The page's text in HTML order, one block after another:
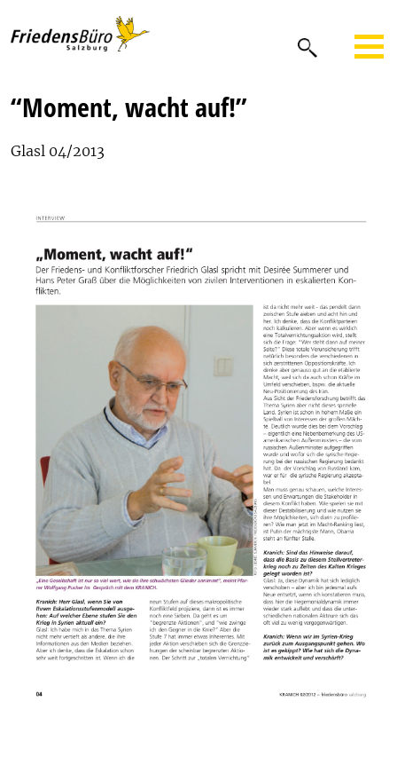
“Moment, wacht auf!”
Glasl 04/2013